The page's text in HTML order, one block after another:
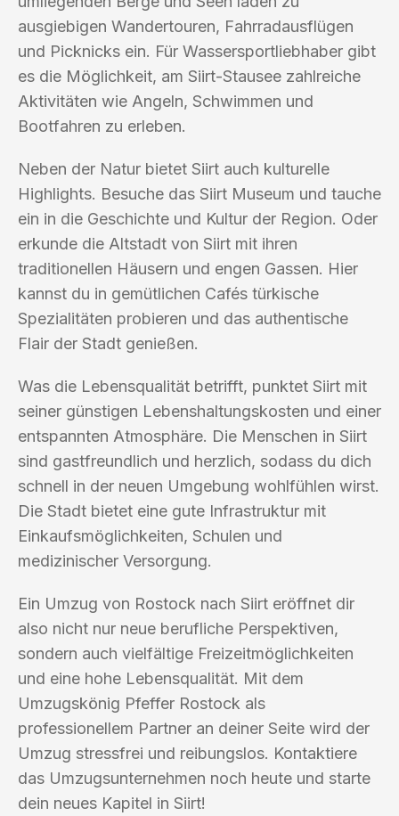
ausgiebigen Wandertouren, Fahrradausflügen
und Picknicks ein. Für Wassersportliebhaber gibt
es die Möglichkeit, am Siirt-Stausee zahlreiche
Aktivitäten wie Angeln, Schwimmen und
Bootfahren zu erleben.
Neben der Natur bietet Siirt auch kulturelle
Highlights. Besuche das Siirt Museum und tauche
ein in die Geschichte und Kultur der Region. Oder
erkunde die Altstadt von Siirt mit ihren
traditionellen Häusern und engen Gassen. Hier
kannst du in gemütlichen Cafés türkische
Spezialitäten probieren und das authentische
Flair der Stadt genießen.
Was die Lebensqualität betrifft, punktet Siirt mit
seiner günstigen Lebenshaltungskosten und einer
entspannten Atmosphäre. Die Menschen in Siirt
sind gastfreundlich und herzlich, sodass du dich
schnell in der neuen Umgebung wohlfühlen wirst.
Die Stadt bietet eine gute Infrastruktur mit
Einkaufsmöglichkeiten, Schulen und
medizinischer Versorgung.
Ein Umzug von Rostock nach Siirt eröffnet dir
also nicht nur neue berufliche Perspektiven,
sondern auch vielfältige Freizeitmöglichkeiten
und eine hohe Lebensqualität. Mit dem
Umzugskönig Pfeffer Rostock als
professionellem Partner an deiner Seite wird der
Umzug stressfrei und reibungslos. Kontaktiere
das Umzugsunternehmen noch heute und starte
dein neues Kapitel in Siirt!